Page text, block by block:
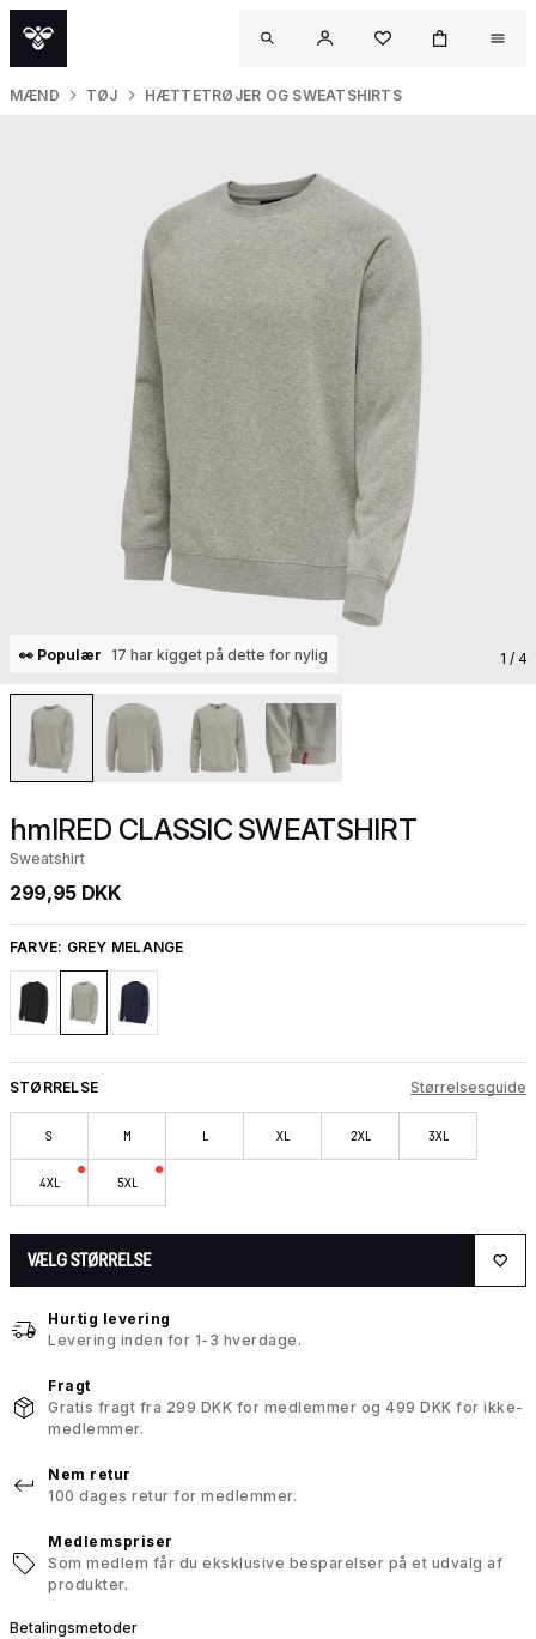
MÆND TØJ HÆTTETRØJER OG SWEATSHIRTS
👀 Populær 17 har kigget på dette for nylig 1 / 4
hmlRED CLASSIC SWEATSHIRT
Sweatshirt
299,95 DKK
FARVE: GREY MELANGE
STØRRELSE Størrelsesguide
S M L XL 2XL 3XL
4XL 5XL
VÆLG STØRRELSE
Hurtig levering
Levering inden for 1-3 hverdage.
Fragt
Gratis fragt fra 299 DKK for medlemmer og 499 DKK for ikke-
medlemmer.
Nem retur
100 dages retur for medlemmer.
Medlemspriser
Som medlem får du eksklusive besparelser på et udvalg af
produkter.
Betalingsmetoder